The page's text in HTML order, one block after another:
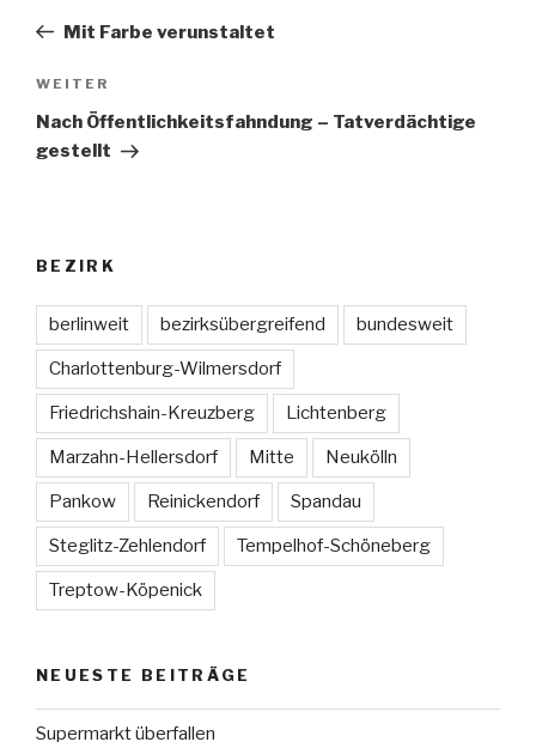
Beitrag
Mit Farbe verunstaltet
Nächster
Beitrag
WEITER
Nach Öffentlichkeitsfahndung – Tatverdächtige
gestellt
BEZIRK
berlinweit bezirksübergreifend bundesweit
Charlottenburg-Wilmersdorf
Friedrichshain-Kreuzberg Lichtenberg
Marzahn-Hellersdorf Mitte Neukölln
Pankow Reinickendorf Spandau
Steglitz-Zehlendorf Tempelhof-Schöneberg
Treptow-Köpenick
NEUESTE BEITRÄGE
Supermarkt überfallen